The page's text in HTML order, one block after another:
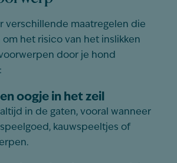
verschillende maatregelen die
om het risico van het inslikken
door je hond
oogje in het zeil
in de gaten, vooral wanneer
kauwspeeltjes of